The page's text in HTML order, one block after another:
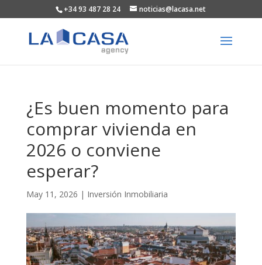
+34 93 487 28 24 noticias@lacasa.net
¿Es buen momento para
comprar vivienda en
2026 o conviene
esperar?
May 11, 2026 | Inversión Inmobiliaria